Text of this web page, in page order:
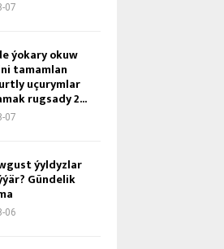
07
ýokary okuw
tamamlan
uçurymlar
rugsady 2...
07
ýyldyzlar
Gündelik
06